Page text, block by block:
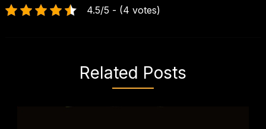
4.5/5 - (4 votes)
Related Posts